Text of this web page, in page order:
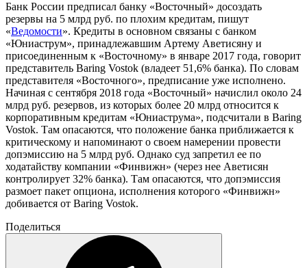
Банк России предписал банку «Восточный» досоздать
резервы на 5 млрд руб. по плохим кредитам, пишут
«Ведомости». Кредиты в основном связаны с банком
«Юниаструм», принадлежавшим Артему Аветисяну и
присоединенным к «Восточному» в январе 2017 года, говорит
представитель Baring Vostok (владеет 51,6% банка). По словам
представителя «Восточного», предписание уже исполнено.
Начиная с сентября 2018 года «Восточный» начислил около 24
млрд руб. резервов, из которых более 20 млрд относится к
корпоративным кредитам «Юниаструма», подсчитали в Baring
Vostok. Там опасаются, что положение банка приближается к
критическому и напоминают о своем намерении провести
допэмиссию на 5 млрд руб. Однако суд запретил ее по
ходатайству компании «Финвижн» (через нее Аветисян
контролирует 32% банка). Там опасаются, что допэмиссия
размоет пакет опциона, исполнения которого «Финвижн»
добивается от Baring Vostok.
Поделиться